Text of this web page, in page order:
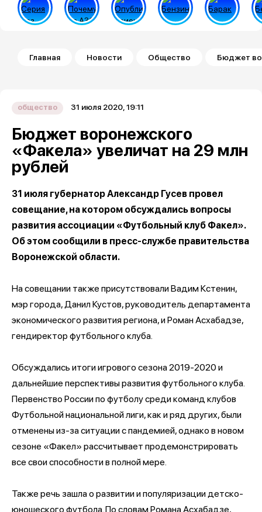
Строка навигации
Главная Новости Общество Бюджет
общество 31 июля 2020, 19:11
Бюджет воронежского
«Факела» увеличат на 29 млн
рублей
31 июля губернатор Александр Гусев провел
совещание, на котором обсуждались вопросы
развития ассоциации «Футбольный клуб Факел».
Об этом сообщили в пресс-службе правительства
Воронежской области.
На совещании также присутствовали Вадим Кстенин,
мэр города, Данил Кустов, руководитель департамента
экономического развития региона, и Роман Асхабадзе,
гендиректор футбольного клуба.
Обсуждались итоги игрового сезона 2019-2020 и
дальнейшие перспективы развития футбольного клуба.
Первенство России по футболу среди команд клубов
Футбольной национальной лиги, как и ряд других, были
отменены из-за ситуации с пандемией, однако в новом
сезоне «Факел» рассчитывает продемонстрировать
все свои способности в полной мере.
Также речь зашла о развитии и популяризации детско-
юношеского футбола. По словам Романа Асхабадзе,